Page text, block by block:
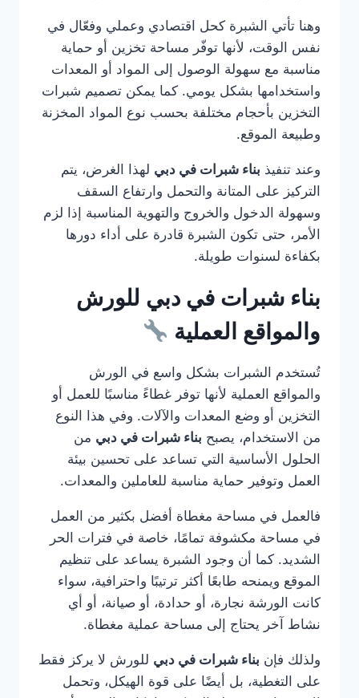
وهنا تأتي الشبرة كحل اقتصادي وعملي وفعّال في
نفس الوقت، لأنها توفّر مساحة تخزين أو حماية
مناسبة مع سهولة الوصول إلى المواد أو المعدات
واستخدامها بشكل يومي. كما يمكن تصميم شبرات
التخزين بأحجام مختلفة بحسب نوع المواد المخزنة
وطبيعة الموقع.
وعند تنفيذ بناء شبرات في دبي لهذا الغرض، يتم
التركيز على المتانة والتحمل وارتفاع السقف
وسهولة الدخول والخروج والتهوية المناسبة إذا لزم
الأمر، حتى تكون الشبرة قادرة على أداء دورها
بكفاءة لسنوات طويلة.
بناء شبرات في دبي للورش
والمواقع العملية
تُستخدم الشبرات بشكل واسع في الورش
والمواقع العملية لأنها توفر غطاءً مناسبًا للعمل أو
التخزين أو وضع المعدات والآلات. وفي هذا النوع
من الاستخدام، يصبح بناء شبرات في دبي من
الحلول الأساسية التي تساعد على تحسين بيئة
العمل وتوفير حماية مناسبة للعاملين والمعدات.
فالعمل في مساحة مغطاة أفضل بكثير من العمل
في مساحة مكشوفة تمامًا، خاصة في فترات الحر
الشديد. كما أن وجود الشبرة يساعد على تنظيم
الموقع ويمنحه طابعًا أكثر ترتيبًا واحترافية، سواء
كانت الورشة نجارة، أو حدادة، أو صيانة، أو أي
نشاط آخر يحتاج إلى مساحة عملية مغطاة.
ولذلك فإن بناء شبرات في دبي للورش لا يركز فقط
على التغطية، بل أيضًا على قوة الهيكل، وتحمل